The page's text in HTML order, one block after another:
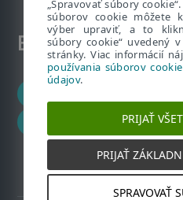
ESET zákaznícka
ESET HOME
„Spravovať súbory
súborov cookie môžete
výber upraviť, a to
súbory cookie“ uvedený
stránky. Viac informácií
používania súborov cookie
údajov.
PRIJAŤ
PRIJAŤ
SPRAVOVAŤ